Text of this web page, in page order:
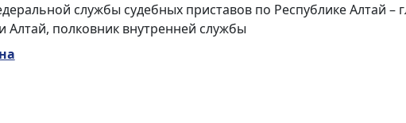
службы судебных приставов по Республике Алтай –
Алтай, полковник внутренней службы